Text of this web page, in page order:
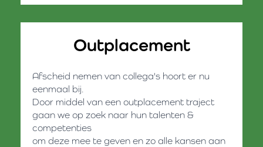
Outplacement​
Afscheid nemen van collega's hoort er nu
eenmaal bij.
Door middel van een outplacement traject
gaan we op zoek naar hun talenten &
competenties
om deze mee te geven en zo alle kansen aan